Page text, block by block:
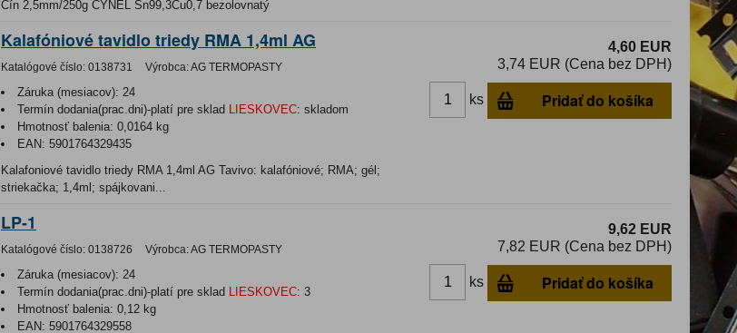
Cín 2,5mm/250g CYNEL Sn99,3Cu0,7 bezolovnatý
Kalafóniové tavidlo triedy RMA 1,4ml AG
Katalógové číslo: 0138731 Výrobca:AG TERMOPASTY
Záruka (mesiacov): 24
Termín dodania(prac.dni)-platí pre sklad LIESKOVEC: skladom
Hmotnosť balenia: 0,0164 kg
EAN: 5901764329435
Kalafoniové tavidlo triedy RMA 1,4ml AG Tavivo: kalafóniové; RMA; gél;
striekačka; 1,4ml; spájkovani...
4,60 EUR
3,74 EUR (Cena bez DPH)
ks Pridať do košíka
LP-1
Katalógové číslo: 0138726 Výrobca:AG TERMOPASTY
Záruka (mesiacov): 24
Termín dodania(prac.dni)-platí pre sklad LIESKOVEC: 3
Hmotnosť balenia: 0,12 kg
EAN: 5901764329558
9,62 EUR
7,82 EUR (Cena bez DPH)
ks Pridať do košíka